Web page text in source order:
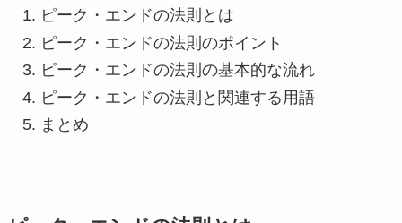
ピーク・エンドの法則とは
ピーク・エンドの法則のポイント
ピーク・エンドの法則の基本的な流れ
ピーク・エンドの法則と関連する用語
まとめ